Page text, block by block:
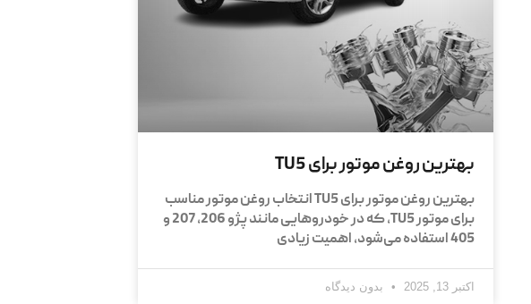
بهترین روغن موتور برای TU5
بهترین روغن موتور برای TU5 انتخاب روغن موتور مناسب
برای موتور TU5، که در خودروهایی مانند پژو 206، 207 و
405 استفاده می‌شود، اهمیت زیادی
اکتبر 13, 2025 بدون دیدگاه